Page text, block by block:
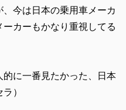
今は日本の乗用車メーカ
カーもかなり重視してる
に一番見たかった、日本
）